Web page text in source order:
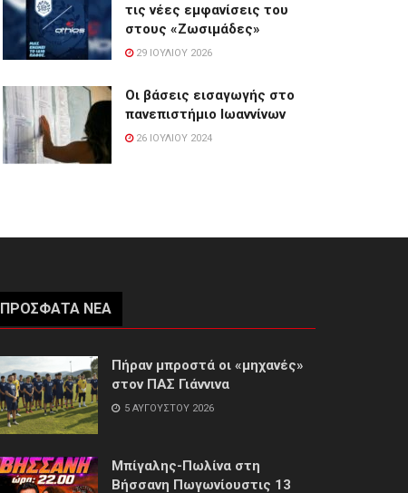
τις νέες εμφανίσεις του
στους «Ζωσιμάδες»
29 ΙΟΥΛΊΟΥ 2026
Οι βάσεις εισαγωγής στο
πανεπιστήμιο Ιωαννίνων
26 ΙΟΥΛΊΟΥ 2024
ΠΡΌΣΦΑΤΑ ΝΈΑ
Πήραν μπροστά οι «μηχανές»
στον ΠΑΣ Γιάννινα
5 ΑΥΓΟΎΣΤΟΥ 2026
Μπίγαλης-Πωλίνα στη
Βήσσανη Πωγωνίουστις 13